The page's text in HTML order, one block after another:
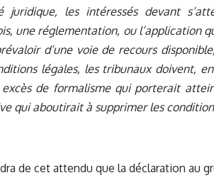
juridique, les intéressés devant
une réglementation, ou l’application
d’une voie de recours
légales, les tribunaux doivent,
de formalisme qui porterait
qui aboutirait à supprimer les
de cet attendu que la déclaration au